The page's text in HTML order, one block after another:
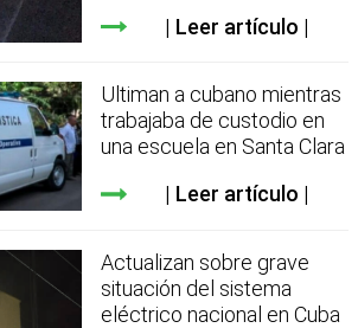
Leer artículo
Ultiman a cubano mientras
trabajaba de custodio en
una escuela en Santa Clara
Leer artículo
Actualizan sobre grave
situación del sistema
eléctrico nacional en Cuba